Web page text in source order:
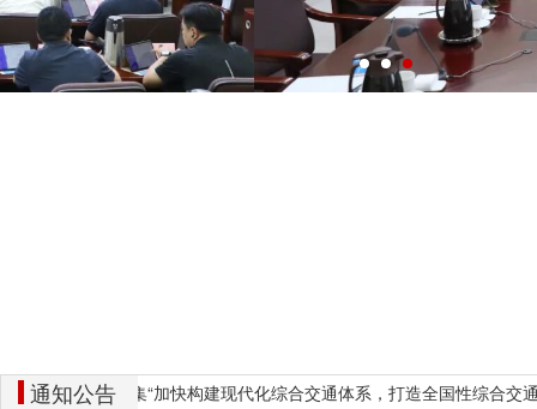
通知公告
关于征集“加快构建现代化综合交通体系，打造全国性综合交通枢纽